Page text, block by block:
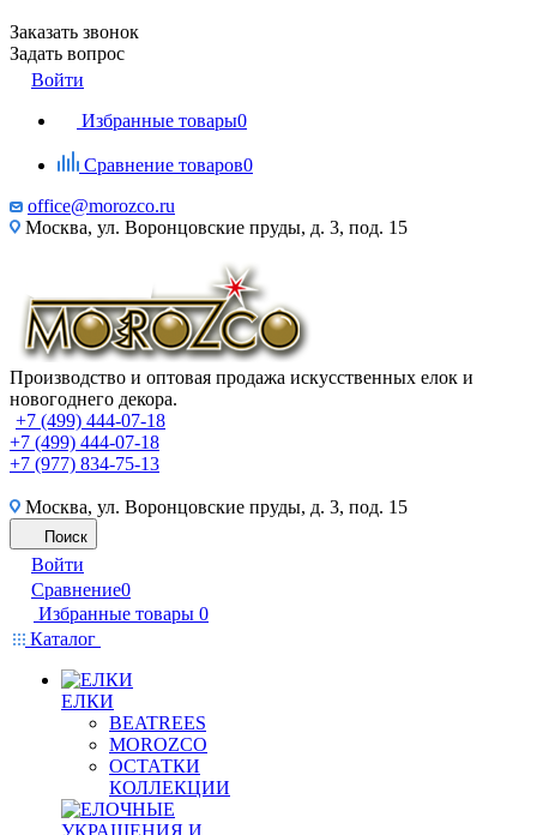
Заказать звонок
Задать вопрос
Войти
Избранные товары0
Сравнение товаров0
office@morozco.ru
Москва, ул. Воронцовские пруды, д. 3, под. 15
Производство и оптовая продажа искусственных елок и
новогоднего декора.
+7 (499) 444-07-18
+7 (499) 444-07-18
+7 (977) 834-75-13
Москва, ул. Воронцовские пруды, д. 3, под. 15
Поиск
Войти
Сравнение0
Избранные товары 0
Каталог
ЕЛКИ
BEATREES
MOROZCO
ОСТАТКИ
КОЛЛЕКЦИИ